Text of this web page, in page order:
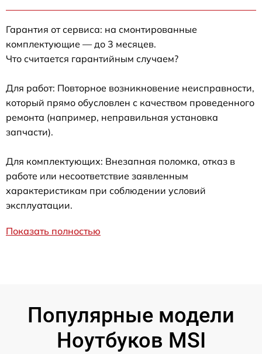
Гарантия от сервиса: на смонтированные
комплектующие — до 3 месяцев.
Что считается гарантийным случаем?
Для работ: Повторное возникновение неисправности,
который прямо обусловлен с качеством проведенного
ремонта (например, неправильная установка
запчасти).
Для комплектующих: Внезапная поломка, отказ в
работе или несоответствие заявленным
характеристикам при соблюдении условий
эксплуатации.
Показать полностью
Популярные модели
Ноутбуков MSI